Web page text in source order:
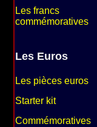
Les francs
commémoratives
Les Euros
Les pièces euros
Starter kit
Commémoratives